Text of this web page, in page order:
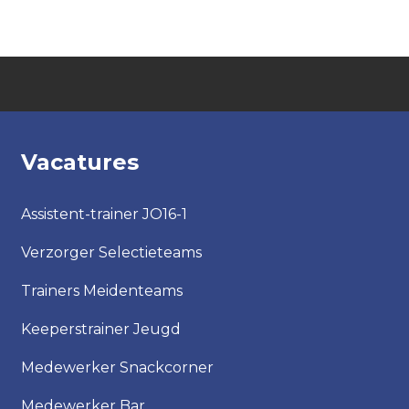
Vacatures
Assistent-trainer JO16-1
Verzorger Selectieteams
Trainers Meidenteams
Keeperstrainer Jeugd
Medewerker Snackcorner